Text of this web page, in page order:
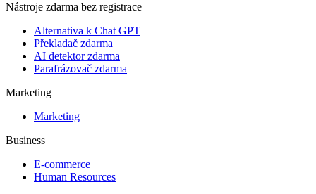
Nástroje zdarma bez registrace
Alternativa k Chat GPT
Překladač zdarma
AI detektor zdarma
Parafrázovač zdarma
Marketing
Marketing
Business
E-commerce
Human Resources